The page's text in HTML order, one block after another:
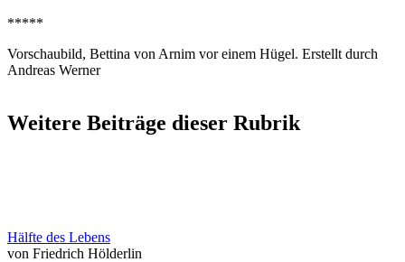
*****
Vorschaubild, Bettina von Arnim vor einem Hügel. Erstellt durch
Andreas Werner
Weitere Beiträge dieser Rubrik
Hälfte des Lebens
von Friedrich Hölderlin